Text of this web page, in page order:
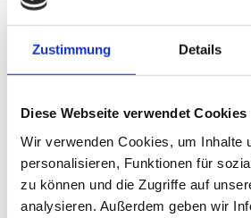
Zustimmung Details
Diese Webseite verwendet Cookies
Wir verwenden Cookies, um Inhalte
personalisieren, Funktionen für
zu können und die Zugriffe auf
analysieren. Außerdem geben wir
KONTAKT| INFORMATION
Informationsmaterial anfordern?
Füllen Sie einfach das Kontaktformular